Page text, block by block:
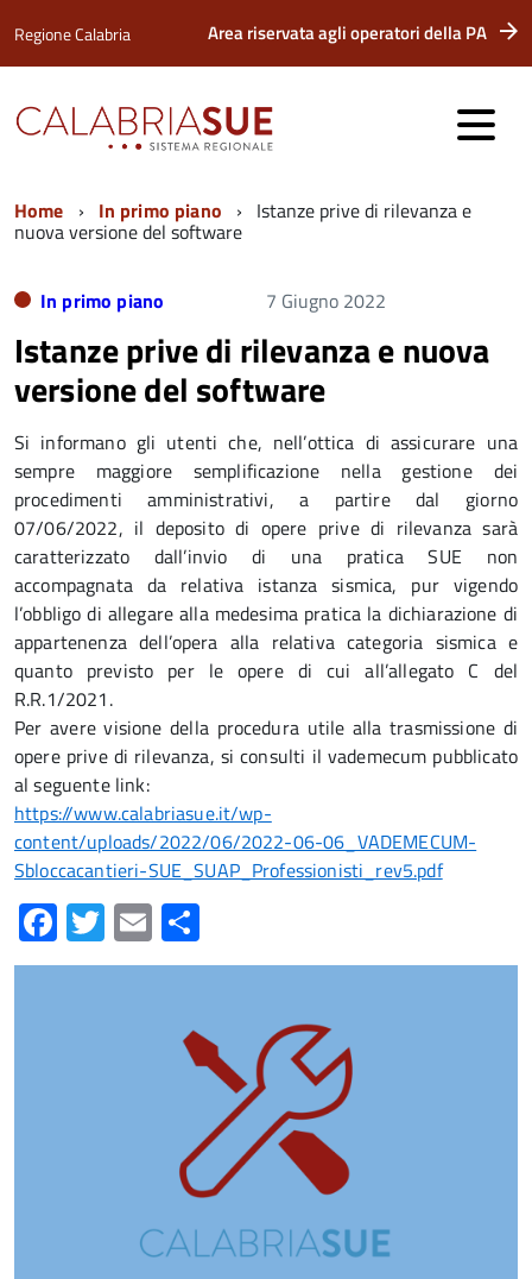
Regione Calabria Area riservata agli operatori della PA
Home In primo piano Istanze prive di rilevanza e
nuova versione del software
In primo piano 7 Giugno 2022
Istanze prive di rilevanza e nuova
versione del software
Si informano gli utenti che, nell’ottica di assicurare una
sempre maggiore semplificazione nella gestione dei
procedimenti amministrativi, a partire dal giorno
07/06/2022, il deposito di opere prive di rilevanza sarà
caratterizzato dall’invio di una pratica SUE non
accompagnata da relativa istanza sismica, pur vigendo
l’obbligo di allegare alla medesima pratica la dichiarazione di
appartenenza dell’opera alla relativa categoria sismica e
quanto previsto per le opere di cui all’allegato C del
R.R.1/2021.
Per avere visione della procedura utile alla trasmissione di
opere prive di rilevanza, si consulti il vademecum pubblicato
al seguente link:
https://www.calabriasue.it/wp-
content/uploads/2022/06/2022-06-06_VADEMECUM-
Sbloccacantieri-SUE_SUAP_Professionisti_rev5.pdf
Facebook
Twitter
Email